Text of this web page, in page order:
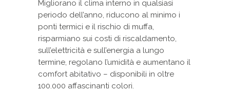
Migliorano il clima interno in qualsiasi
periodo dell’anno, riducono al minimo i
ponti termici e il rischio di muffa,
risparmiano sui costi di riscaldamento,
sull’elettricità e sull’energia a lungo
termine, regolano l’umidità e aumentano il
comfort abitativo – disponibili in oltre
100.000 affascinanti colori.